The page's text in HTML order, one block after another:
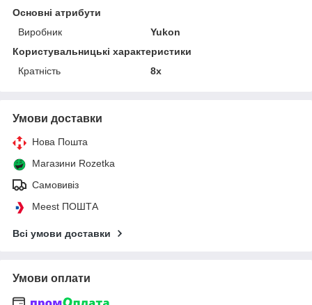
Основні атрибути
Виробник
Yukon
Користувальницькі характеристики
Кратність
8x
Умови доставки
Нова Пошта
Магазини Rozetka
Самовивіз
Meest ПОШТА
Всі умови доставки
Умови оплати